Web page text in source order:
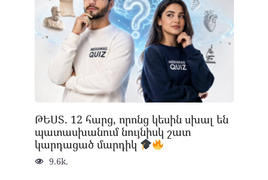
ԹԵՍՏ. 12 հարց, որոնց կեսին սխալ են
պատասխանում նույնիսկ շատ
կարդացած մարդիկ
9.6k.